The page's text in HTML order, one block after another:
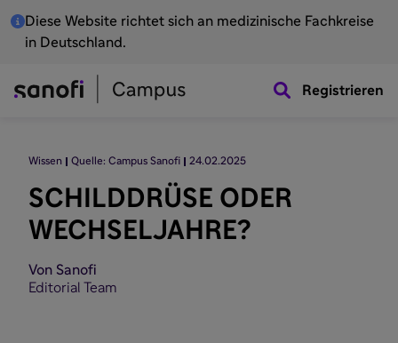
Diese Website richtet sich an medizinische Fachkreise
in Deutschland.
Registrieren
Wissen Quelle: Campus Sanofi 24.02.2025
SCHILDDRÜSE ODER
WECHSELJAHRE?
Von Sanofi
Editorial Team